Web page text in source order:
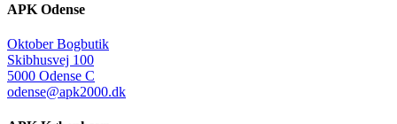
APK Odense
Oktober Bogbutik
Skibhusvej 100
5000 Odense C
odense@apk2000.dk